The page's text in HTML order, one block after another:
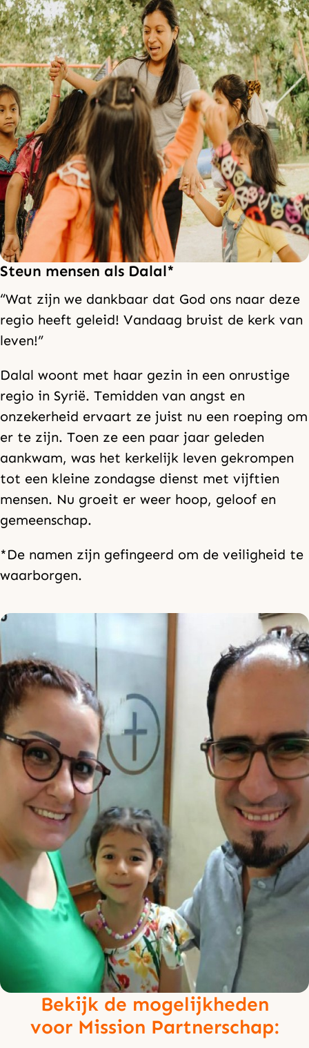
Steun mensen als Dalal*
“Wat zijn we dankbaar dat God ons naar deze
regio heeft geleid! Vandaag bruist de kerk van
leven!”
Dalal woont met haar gezin in een onrustige
regio in Syrië. Temidden van angst en
onzekerheid ervaart ze juist nu een roeping om
er te zijn. Toen ze een paar jaar geleden
aankwam, was het kerkelijk leven gekrompen
tot een kleine zondagse dienst met vijftien
mensen. Nu groeit er weer hoop, geloof en
gemeenschap.
*De namen zijn gefingeerd om de veiligheid te
waarborgen.
Bekijk de mogelijkheden
voor Mission Partnerschap: